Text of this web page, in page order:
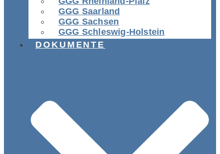
GGG Saarland
GGG Sachsen
GGG Schleswig-Holstein
DOKUMENTE